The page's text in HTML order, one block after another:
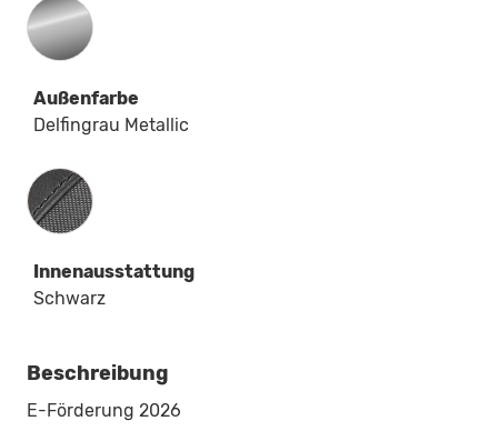
Außenfarbe
Delfingrau Metallic
Innenausstattung
Innenausstattung
Schwarz
Beschreibung
E-Förderung 2026